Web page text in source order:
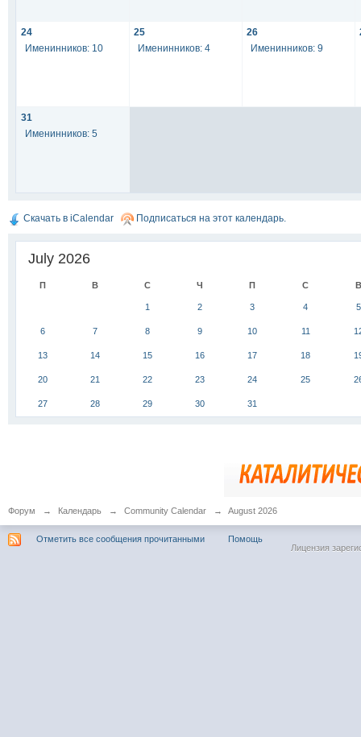
24
Именинников: 10
25
Именинников: 4
26
Именинников: 9
31
Именинников: 5
Скачать в iCalendar Подписаться на этот календарь.
July 2026
П В С Ч П С В
1 2 3 4 5
6 7 8 9 10 11
13 14 15 16 17 18
20 21 22 23 24 25
27 28 29 30 31
Форум → Календарь → Community Calendar → August 2026
Отметить все сообщения прочитанными
Помощь
Лицензия